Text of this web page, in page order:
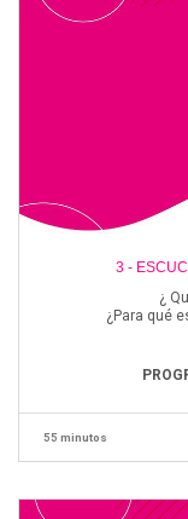
3 -
¿
¿Para qué
55 minutos